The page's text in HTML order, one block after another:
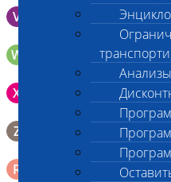
V Выпоты и
W Волос (шерсть) в
X
Зонд щеточка с
поверхности щеки
Z
Биопсийный
формалина. До 10
R
Ректальный смыв в